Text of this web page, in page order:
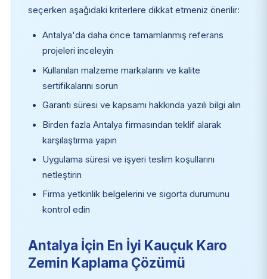
seçerken aşağıdaki kriterlere dikkat etmeniz önerilir:
Antalya'da daha önce tamamlanmış referans
projeleri inceleyin
Kullanılan malzeme markalarını ve kalite
sertifikalarını sorun
Garanti süresi ve kapsamı hakkında yazılı bilgi alın
Birden fazla Antalya firmasından teklif alarak
karşılaştırma yapın
Uygulama süresi ve işyeri teslim koşullarını
netleştirin
Firma yetkinlik belgelerini ve sigorta durumunu
kontrol edin
Antalya İçin En İyi Kauçuk Karo
Zemin Kaplama Çözümü